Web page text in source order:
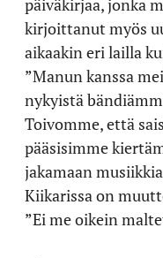
kirjoittanut myös
aikaakin eri lailla
”Manun kanssa
nykyistä
Toivomme, että
pääsisimme
jakamaan
Kiikarissa on
”Ei me oikein